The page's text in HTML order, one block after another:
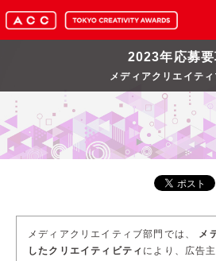
HOME
マイページ
2026年審査委員紹介
2023年応募要
メディアクリエイティ
メディアクリエイティブ部門では、
メ
したクリエイティビティ により、 広告